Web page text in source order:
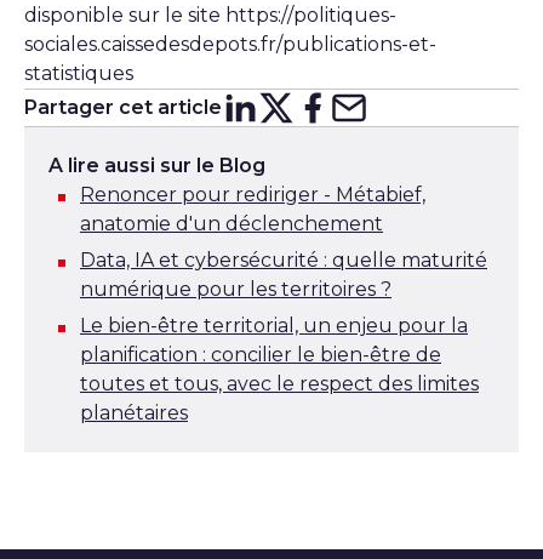
disponible sur le site https://politiques-
sociales.caissedesdepots.fr/publications-et-
statistiques
Partager cet article
Partager sur
Partager surX
Partager
Partager
A lire aussi sur le Blog
Renoncer pour rediriger - Métabief,
anatomie d'un déclenchement
Data, IA et cybersécurité : quelle maturité
numérique pour les territoires ?
Le bien-être territorial, un enjeu pour la
planification : concilier le bien-être de
toutes et tous, avec le respect des limites
planétaires